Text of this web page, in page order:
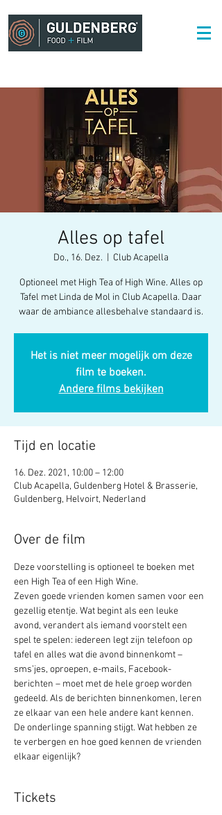
Alles op tafel
Do., 16. Dez. Club Acapella
Optioneel met High Tea of High Wine. Alles op
Tafel met Linda de Mol in Club Acapella. Daar
waar de ambiance allesbehalve standaard is.
Het is niet meer mogelijk om deze
film te boeken.
Andere films bekijken
Tijd en locatie
16. Dez. 2021, 10:00 – 12:00
Club Acapella, Guldenberg Hotel & Brasserie,
Guldenberg, Helvoirt, Nederland
Over de film
Deze voorstelling is optioneel te boeken met
een High Tea of een High Wine.
Zeven goede vrienden komen samen voor een
gezellig etentje. Wat begint als een leuke
avond, verandert als iemand voorstelt een
spel te spelen: iedereen legt zijn telefoon op
tafel en alles wat die avond binnenkomt –
sms’jes, oproepen, e-mails, Facebook-
berichten – moet met de hele groep worden
gedeeld. Als de berichten binnenkomen, leren
ze elkaar van een hele andere kant kennen.
De onderlinge spanning stijgt. Wat hebben ze
te verbergen en hoe goed kennen de vrienden
elkaar eigenlijk?
Tickets